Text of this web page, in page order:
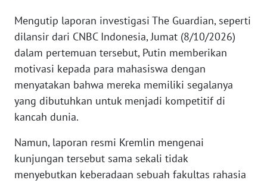
Mengutip laporan investigasi The Guardian, seperti
dilansir dari CNBC Indonesia, Jumat (8/10/2026)
dalam pertemuan tersebut, Putin memberikan
motivasi kepada para mahasiswa dengan
menyatakan bahwa mereka memiliki segalanya
yang dibutuhkan untuk menjadi kompetitif di
kancah dunia.
Namun, laporan resmi Kremlin mengenai
kunjungan tersebut sama sekali tidak
menyebutkan keberadaan sebuah fakultas rahasia
MEDIA
SIBER
REDAKSI
KARIR
DISCLAIMER
Wahana
News
Regional